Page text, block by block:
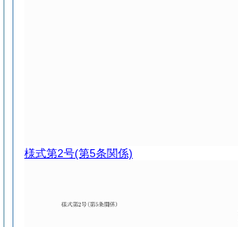
様式第2号(第5条関係)